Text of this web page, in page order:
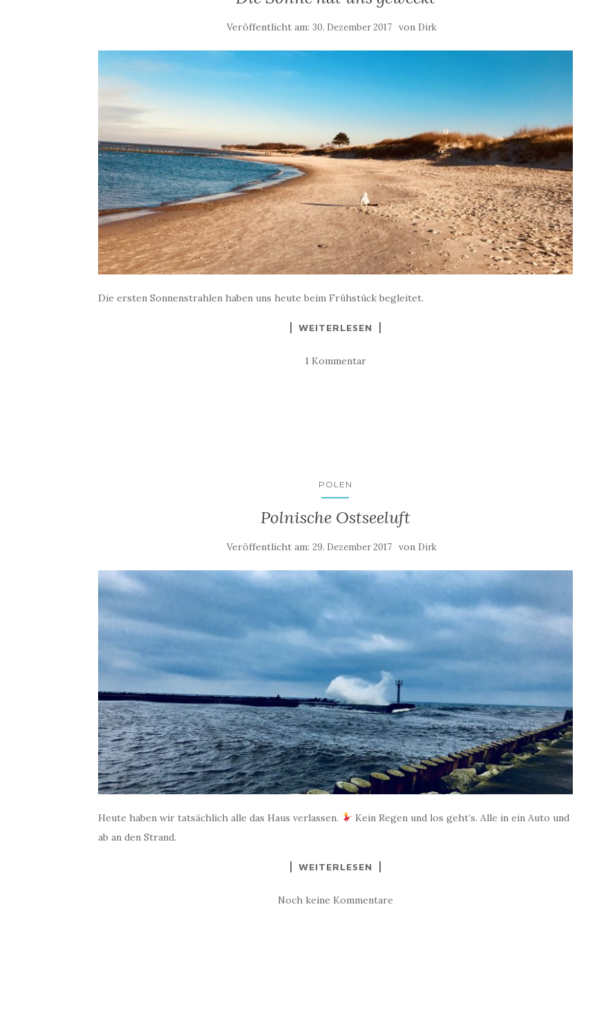
Veröffentlicht am: 30. Dezember 2017 von Dirk
Die ersten Sonnenstrahlen haben uns heute beim Frühstück begleitet.
WEITERLESEN
1 Kommentar
POLEN
Polnische Ostseeluft
Veröffentlicht am:29. Dezember 2017 von Dirk
Heute haben wir tatsächlich alle das Haus verlassen.
Kein Regen und los geht’s. Alle in ein Auto und
ab an den Strand.
WEITERLESEN
Noch keine Kommentare